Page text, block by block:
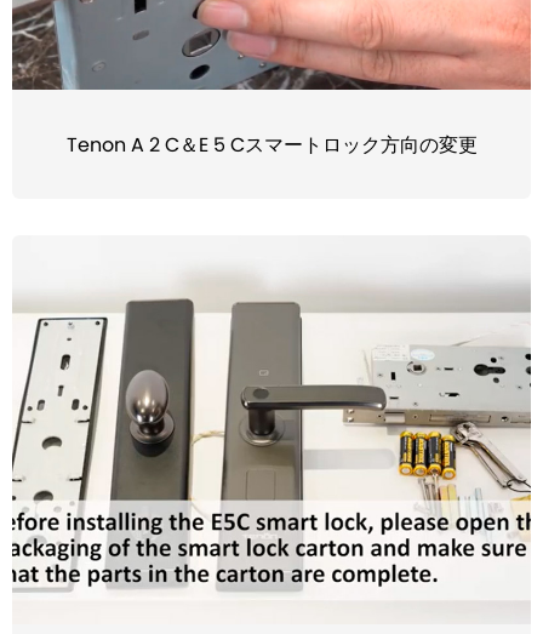
Tenon A 2 C＆E 5 Cスマートロック方向の変更